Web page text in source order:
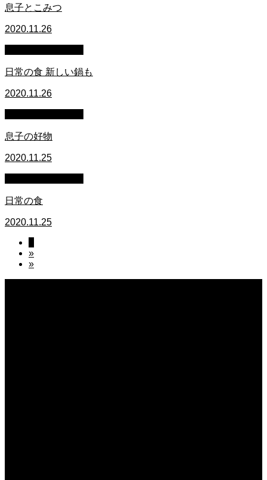
息子とこみつ
2020.11.26
日常の食 新しい鍋も
2020.11.26
息子の好物
2020.11.25
日常の食
2020.11.25
»
»